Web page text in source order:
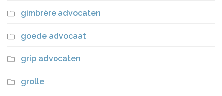
gimbrère advocaten
goede advocaat
grip advocaten
grolle